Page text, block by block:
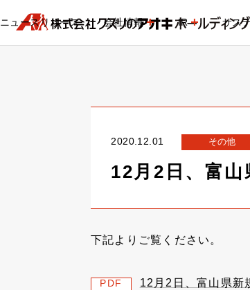
ニュースリリース 会社情報 IR サス
2020.12.01 その他
12月2日、富
下記よりご覧ください。
PDF 12月2日、富山県新